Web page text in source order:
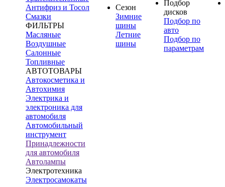
Антифриз и Тосол
Смазки
ФИЛЬТРЫ
Масляные
Воздушные
Салонные
Топливные
АВТОТОВАРЫ
Автокосметика и
Автохимия
Электрика и
электроника для
автомобиля
Автомобильный
инструмент
Принадлежности
для автомобиля
Автолампы
Электротехника
Электросамокаты
Сезон
Зимние
шины
Летние
шины
Подбор
дисков
Подбор по
авто
Подбор по
параметрам